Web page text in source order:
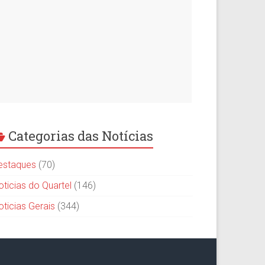
Categorias das Notícias
(70)
do Quartel (146)
Gerais (344)